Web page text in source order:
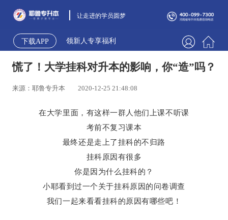
让走进的学员圆梦
下载APP 领新人专享福利
慌了！大学挂科对升本的影响，你“造”吗？
来源：耶鲁专升本 2020-12-25 21:48:08
在大学里面，有这样一群人他们上课不听课
考前不复习课本
最终还是走上了挂科的不归路
挂科原因有很多
你是因为什么挂科的？
小耶看到过一个关于挂科原因的问卷调查
我们一起来看看挂科的原因有哪些吧！